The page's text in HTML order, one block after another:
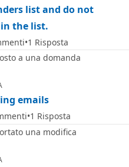
list and do not
the list.
1 Risposta
a una domanda
emails
1 Risposta
una modifica